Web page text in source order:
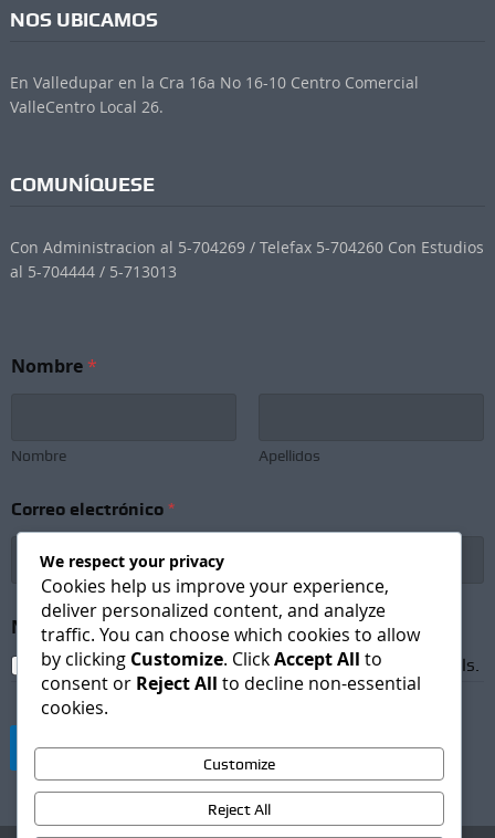
NOS UBICAMOS
En Valledupar en la Cra 16a No 16-10 Centro Comercial
ValleCentro Local 26.
COMUNÍQUESE
Con Administracion al 5-704269 / Telefax 5-704260 Con Estudios
al 5-704444 / 5-713013
Nombre*
Nombre Apellidos
o
m
*
N
o
m
r
Correo electrónico *
Newsletter Subscription*
I agree to receive newsletters and promotional emails.
Suscribirse
We respect your privacy
Cookies help us improve your experience,
deliver personalized content, and analyze
traffic. You can choose which cookies to allow
by clicking Customize. ClickAccept All to
consent or Reject All to decline non-essential
cookies.
Customize
Reject All